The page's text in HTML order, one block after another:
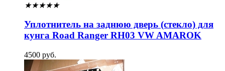
★★★★★
Уплотнитель на заднюю дверь (стекло) для
кунга Road Ranger RH03 VW AMAROK
4500 руб.